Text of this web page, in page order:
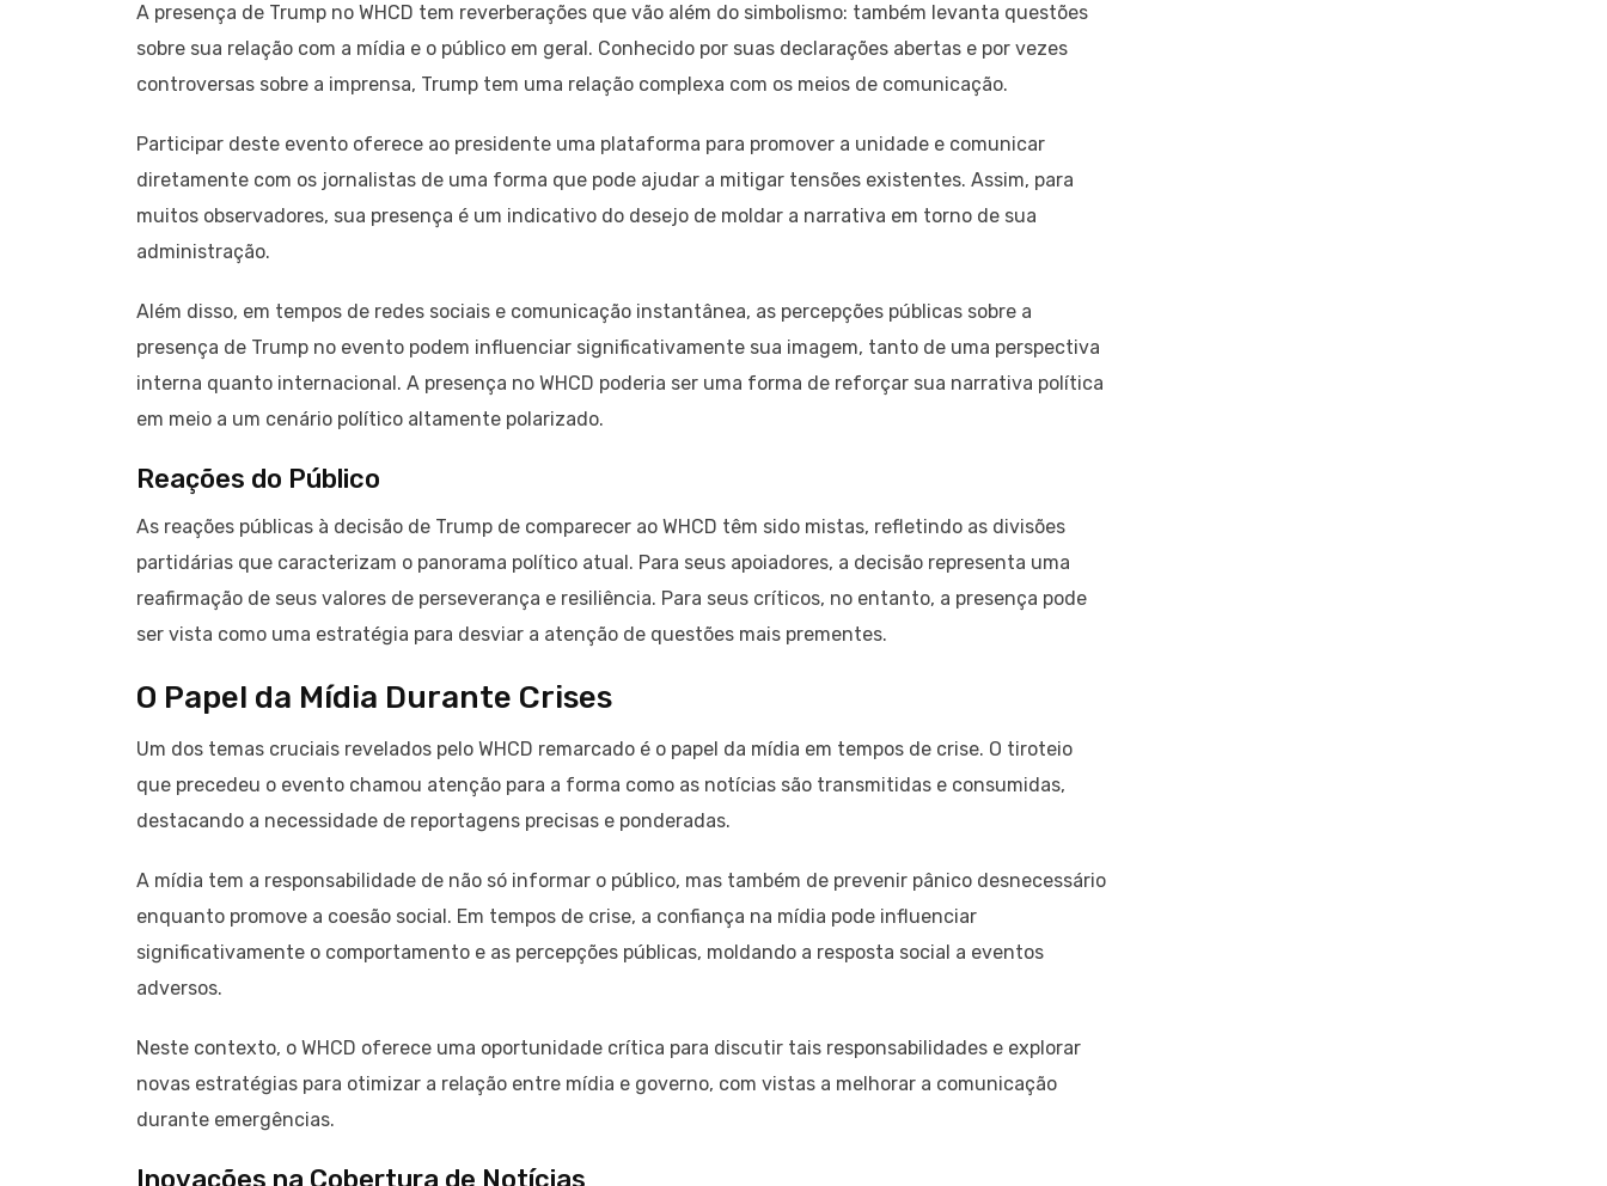
A presença de Trump no WHCD tem reverberações que vão além do simbolismo: também levanta questões
sobre sua relação com a mídia e o público em geral. Conhecido por suas declarações abertas e por vezes
controversas sobre a imprensa, Trump tem uma relação complexa com os meios de comunicação.
Participar deste evento oferece ao presidente uma plataforma para promover a unidade e comunicar
diretamente com os jornalistas de uma forma que pode ajudar a mitigar tensões existentes. Assim, para
muitos observadores, sua presença é um indicativo do desejo de moldar a narrativa em torno de sua
administração.
Além disso, em tempos de redes sociais e comunicação instantânea, as percepções públicas sobre a
presença de Trump no evento podem influenciar significativamente sua imagem, tanto de uma perspectiva
interna quanto internacional. A presença no WHCD poderia ser uma forma de reforçar sua narrativa política
em meio a um cenário político altamente polarizado.
Reações do Público
As reações públicas à decisão de Trump de comparecer ao WHCD têm sido mistas, refletindo as divisões
partidárias que caracterizam o panorama político atual. Para seus apoiadores, a decisão representa uma
reafirmação de seus valores de perseverança e resiliência. Para seus críticos, no entanto, a presença pode
ser vista como uma estratégia para desviar a atenção de questões mais prementes.
O Papel da Mídia Durante Crises
Um dos temas cruciais revelados pelo WHCD remarcado é o papel da mídia em tempos de crise. O tiroteio
que precedeu o evento chamou atenção para a forma como as notícias são transmitidas e consumidas,
destacando a necessidade de reportagens precisas e ponderadas.
A mídia tem a responsabilidade de não só informar o público, mas também de prevenir pânico desnecessário
enquanto promove a coesão social. Em tempos de crise, a confiança na mídia pode influenciar
significativamente o comportamento e as percepções públicas, moldando a resposta social a eventos
adversos.
Neste contexto, o WHCD oferece uma oportunidade crítica para discutir tais responsabilidades e explorar
novas estratégias para otimizar a relação entre mídia e governo, com vistas a melhorar a comunicação
durante emergências.
Inovações na Cobertura de Notícias